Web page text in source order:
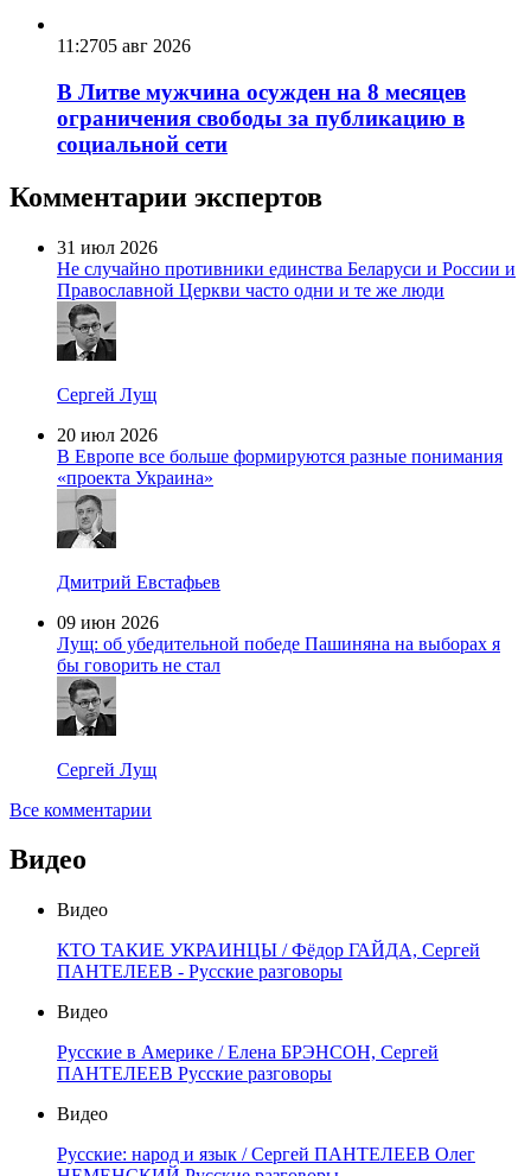
11:2705 авг 2026
В Литве мужчина осужден на 8 месяцев
ограничения свободы за публикацию в
социальной сети
Комментарии экспертов
31 июл 2026
Не случайно противники единства Беларуси и России и
Православной Церкви часто одни и те же люди
Сергей Лущ
20 июл 2026
В Европе все больше формируются разные понимания
«проекта Украина»
Дмитрий Евстафьев
09 июн 2026
Лущ: об убедительной победе Пашиняна на выборах я
бы говорить не стал
Сергей Лущ
Все комментарии
Видео
Видео
КТО ТАКИЕ УКРАИНЦЫ / Фёдор ГАЙДА, Сергей
ПАНТЕЛЕЕВ - Русские разговоры
Видео
Русские в Америке / Елена БРЭНСОН, Сергей
ПАНТЕЛЕЕВ Русские разговоры
Видео
Русские: народ и язык / Сергей ПАНТЕЛЕЕВ Олег